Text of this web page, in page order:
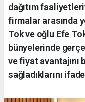
dağıtım
firmalar arasında
Tok ve oğlu Efe
bünyelerinde
ve fiyat avantajını
sağladıklarını